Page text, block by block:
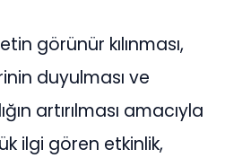
görünür kılınması,
duyulması ve
artırılması amacıyla
ilgi gören etkinlik,